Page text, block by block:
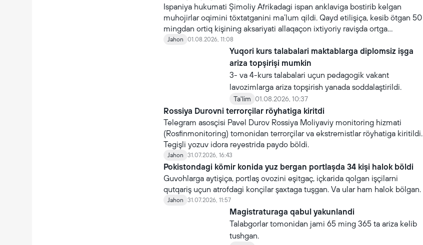
Ispaniya hukumati Şimoliy Afrikadagi ispan anklaviga bostirib kelgan
muhojirlar oqimini töxtatganini ma’lum qildi. Qayd etilişiça, kesib ötgan 50
mingdan ortiq kişining aksariyati allaqaçon ixtiyoriy ravişda ortga
qaytmoqda.
Jahon 01.08.2026, 11:08
Yuqori kurs talabalari maktablarga diplomsiz işga
ariza topşirişi mumkin
3- va 4-kurs talabalari uçun pedagogik vakant
lavozimlarga ariza topşirish yanada soddalaştirildi.
Ta'lim 01.08.2026, 10:37
Rossiya Durovni terrorçilar röyhatiga kiritdi
Telegram asosçisi Pavel Durov Rossiya Moliyaviy monitoring hizmati
(Rosfinmonitoring) tomonidan terrorçilar va ekstremistlar röyhatiga kiritildi.
Tegişli yozuv idora reyestrida paydo böldi.
Jahon 31.07.2026, 16:43
Pokistondagi kömir konida yuz bergan portlaşda 34 kişi halok böldi
Guvohlarga aytişiça, portlaş ovozini eşitgaç, içkarida qolgan işçilarni
qutqariş uçun atrofdagi konçilar şaxtaga tuşgan. Va ular ham halok bölgan.
Jahon 31.07.2026, 11:57
Magistraturaga qabul yakunlandi
Talabgorlar tomonidan jami 65 ming 365 ta ariza kelib
tushgan.